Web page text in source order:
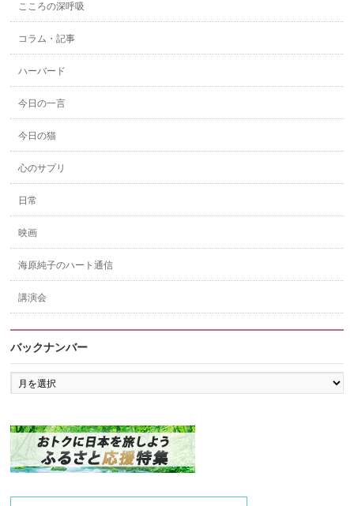
こころの深呼吸
コラム・記事
ハーバード
今日の一言
今日の猫
心のサプリ
日常
映画
海原純子のハート通信
講演会
バックナンバー
バ
ッ
ン
バ
ー